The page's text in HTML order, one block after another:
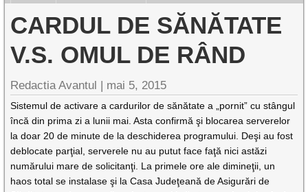
CARDUL DE SĂNĂTATE
V.S. OMUL DE RÂND
Redactia Avantul | mai 5, 2015
Sistemul de activare a cardurilor de sănătate a „pornit” cu stângul
încă din prima zi a lunii mai. Asta confirmă şi blocarea serverelor
la doar 20 de minute de la deschiderea programului. Deşi au fost
deblocate parţial, serverele nu au putut face faţă nici astăzi
numărului mare de solicitanţi. La primele ore ale dimineţii, un
haos total se instalase şi la Casa Judeţeană de Asigurări de